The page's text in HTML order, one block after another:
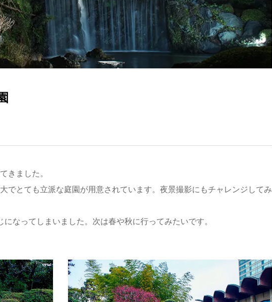
きました。
でとても立派な庭園が用意されています。夜景撮影にもチャレンジしてみ
なってしまいました。次は春や秋に行ってみたいです。